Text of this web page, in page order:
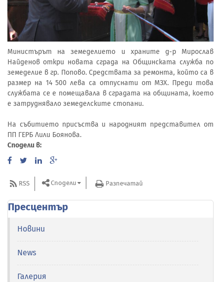
Министърът на земеделието и храните д-р Мирослав
Найденов откри новата сграда на Общинската служба по
земеделие в гр. Попово. Средствата за ремонта, който са в
размер на 14 500 лева са отпуснати от МЗХ. Преди това
службата се е помещавала в сградата на общината, което
е затруднявало земеделските стопани.
На събитието присъства и народният представител от
ПП ГЕРБ Лили Боянова.
Сподели в:
RSS Сподели Разпечатай
Пресцентър
Новини
News
Галерия